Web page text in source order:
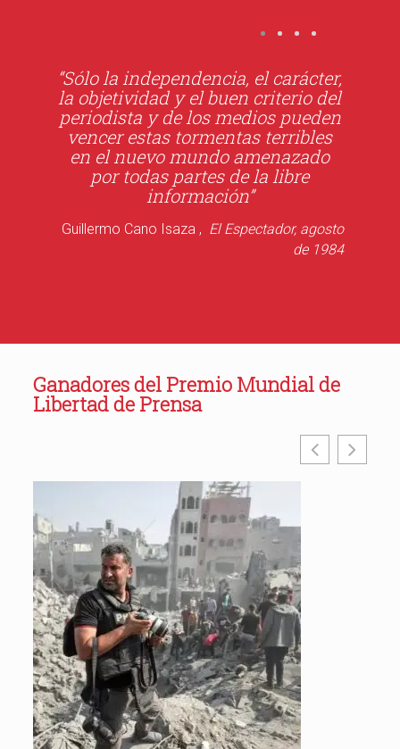
“Sólo la independencia, el carácter,
la objetividad y el buen criterio del
periodista y de los medios pueden
vencer estas tormentas terribles
en el nuevo mundo amenazado
por todas partes de la libre
información”
Guillermo Cano Isaza , El Espectador, agosto
de 1984
Ganadores del Premio Mundial de
Libertad de Prensa